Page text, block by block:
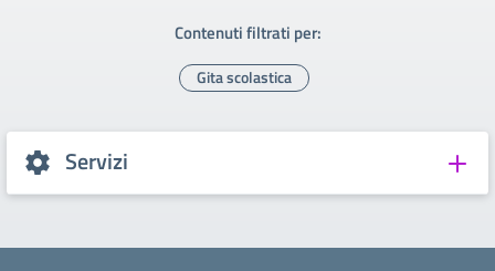
Contenuti filtrati per:
Gita scolastica
Servizi